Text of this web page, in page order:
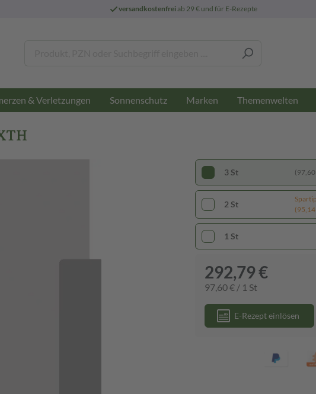
versandkostenfreiab 29 € und für E-Rezepte
& Verletzungen Sonnenschutz Marken Themenwelten
3 St (97,60
2 St
(95,14
1 St
292,79 €
97,60 € / 1 St
E-Rezept einlösen